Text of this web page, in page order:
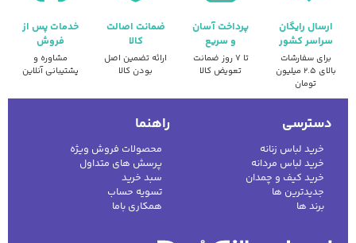
ارسال رایگان
سراسر کشور
برای سفارشات
بالای ۲.۵ میلیون
تومان
پرداخت آسان
و سریع
تا ۷ روز ضمانت
تعویض کالا
ضمانت اصالت
کالا
ارائه تضمین اصل
بودن کالا
خدمات پس از
فروش
مشاوره و
پشتیبانی آنلاین
دسترسی
خرید لباس زنانه
خرید لباس مردانه
خرید کیف و چمدان
جدیدترین ها
برند ها
راهنما
محصولات فروش ویژه
پرسش های متداول
سبد خرید
تسویه حساب
همکاری باما